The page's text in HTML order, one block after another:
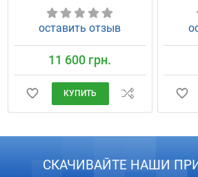
оставить отзыв
11 600 грн.
КУПИТЬ
СКАЧИВАЙТЕ НАШИ